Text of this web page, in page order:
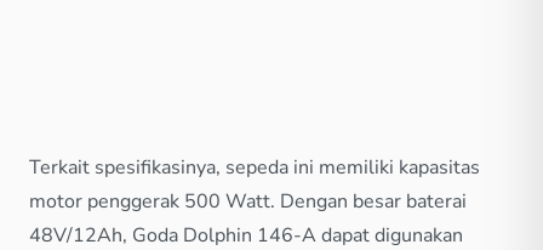
Terkait spesifikasinya, sepeda ini memiliki kapasitas
motor penggerak 500 Watt. Dengan besar baterai
48V/12Ah, Goda Dolphin 146-A dapat digunakan